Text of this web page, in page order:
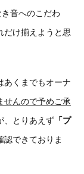
音へのこだわ
だけ揃えようと思
あくまでもオーナ
せんので予めご承
、とりあえず 「プ
認できておりま